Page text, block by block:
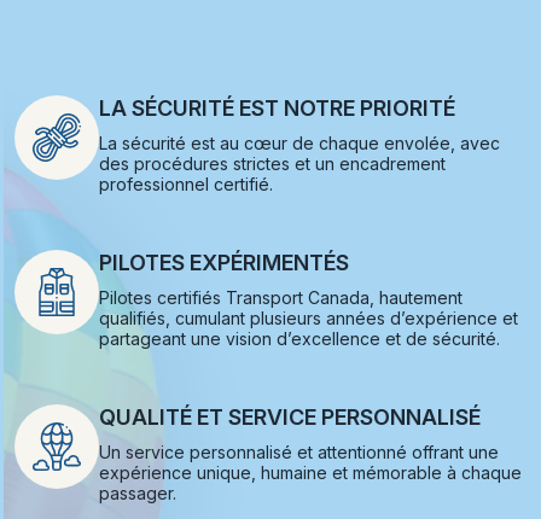
LA SÉCURITÉ EST NOTRE PRIORITÉ
La sécurité est au cœur de chaque envolée, avec
des procédures strictes et un encadrement
professionnel certifié.
PILOTES EXPÉRIMENTÉS
Pilotes certifiés Transport Canada, hautement
qualifiés, cumulant plusieurs années d’expérience et
partageant une vision d’excellence et de sécurité.
QUALITÉ ET SERVICE PERSONNALISÉ
Un service personnalisé et attentionné offrant une
expérience unique, humaine et mémorable à chaque
passager.